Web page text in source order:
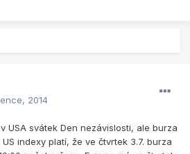
2014
USA svátek Den nezávislosti, ale burza
indexy platí, že ve čtvrtek 3.7. burza